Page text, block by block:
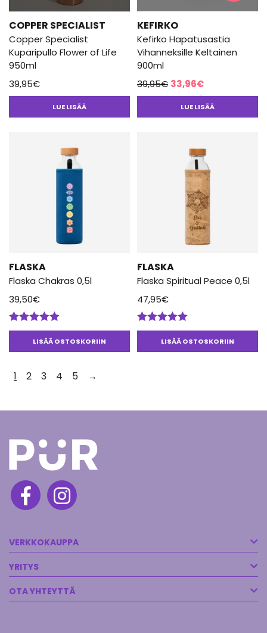
COPPER SPECIALIST
Copper Specialist
Kuparipullo Flower of Life
950ml
39,95€
LUE LISÄÄ
KEFIRKO
Kefirko Hapatusastia
Vihanneksille Keltainen
900ml
39,95€ Alkuperäinen
hinta
oli:
33,96€Nykyinen
hinta
on:
LUE LISÄÄ
FLASKA
Flaska Chakras 0,5l
39,50€
Arvostelu
tuotteesta:LISÄÄ OSTOSKORIIN
FLASKA
Flaska Spiritual Peace 0,5l
47,95€
Arvostelu
tuotteesta:LISÄÄ OSTOSKORIIN
1 2 3 4 5 →
VERKKOKAUPPA
YRITYS
OTA YHTEYTTÄ